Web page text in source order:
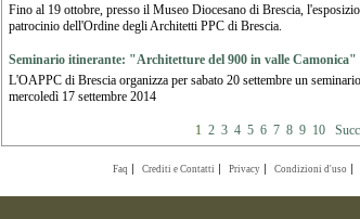
Fino al 19 ottobre, presso il Museo Diocesano di Brescia,
patrocinio dell'Ordine degli Architetti PPC di Brescia.
Seminario itinerante: "Architetture del 900 in valle Camonica"
L'OAPPC di Brescia organizza per sabato 20 settembre un
mercoledì 17 settembre 2014
1 2 3 4 5 6 7 8 9 10
Faq Crediti e Contatti Privacy Condizioni d'uso